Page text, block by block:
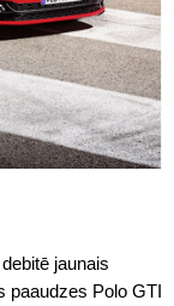
jaunais
paaudzes Polo GTI